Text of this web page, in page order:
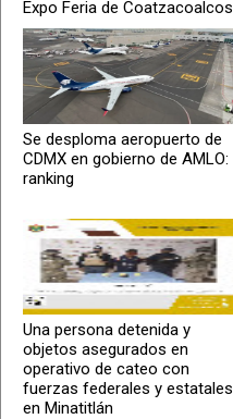
Expo Feria de Coatzacoalcos
Se desploma aeropuerto de
CDMX en gobierno de AMLO:
ranking
Una persona detenida y
objetos asegurados en
operativo de cateo con
fuerzas federales y estatales
en Minatitlán